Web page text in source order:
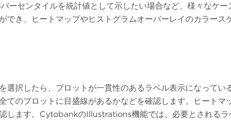
ーセンタイルを統計値として示したい場合など、様々なケ
でき、ヒートマップやヒストグラムオーバーレイのカラース
選択したら、プロットが一貫性のあるラベル表示になって
てのプロットに目盛線があるかなどを確認します。ヒート
します。CytobankのIllustrations機能では、必要とされる